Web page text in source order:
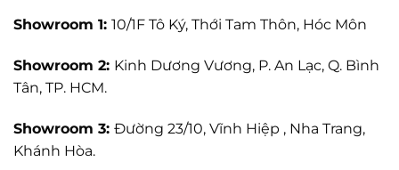
Showroom 1: 10/1F Tô Ký, Thới Tam Thôn, Hóc Môn
Showroom 2: Kinh Dương Vương, P. An Lạc, Q. Bình
Tân, TP. HCM.
Showroom 3: Đường 23/10, Vĩnh Hiệp , Nha Trang,
Khánh Hòa.